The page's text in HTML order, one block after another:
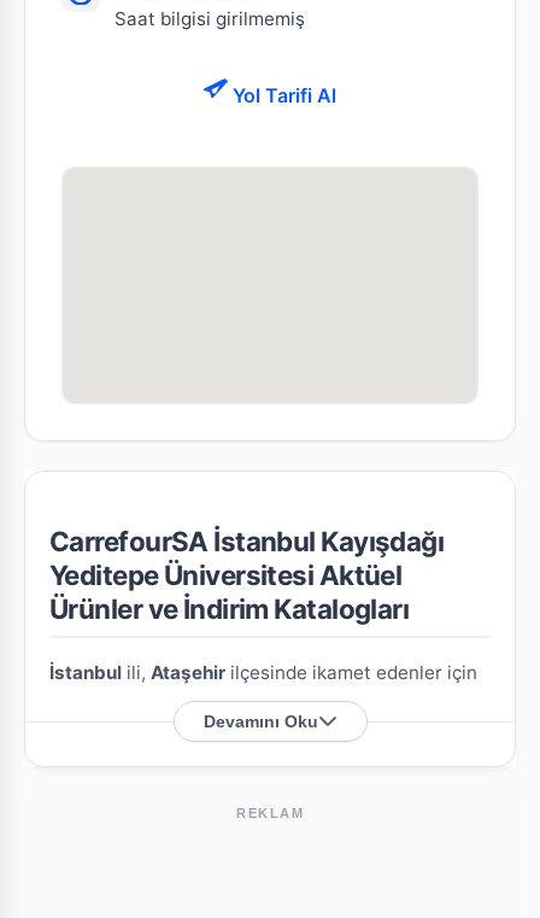
Saat bilgisi girilmemiş
Yol Tarifi Al
CarrefourSA İstanbul Kayışdağı
Yeditepe Üniversitesi Aktüel
Ürünler ve İndirim Katalogları
İstanbul ili, Ataşehir ilçesinde ikamet edenler için
CarrefourSA İstanbul Kayışdağı Yeditepe
şubesine özel en güncel indirim
broşürlerini ve aktüel ürün fırsatlarını bu sayfada
Devamını Oku
REKLAM